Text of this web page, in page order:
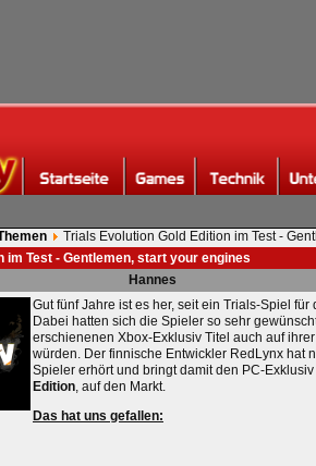
Trials Evolution Gold Edition im Test -
im Test - Gentlemen, start your engines
Hannes
Gut fünf Jahre ist es her, seit ein Trials-Spiel
Dabei hatten sich die Spieler so sehr
erschienenen Xbox-Exklusiv Titel auch auf
würden. Der finnische Entwickler RedLynx hat
Spieler erhört und bringt damit den PC-
Edition, auf den Markt.
Das hat uns gefallen: